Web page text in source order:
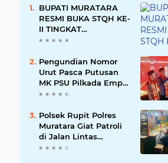
BUPATI MURATARA
RESMI BUKA STQH KE-
II TINGKAT
KABUPATEN
Pengundian Nomor
Urut Pasca Putusan
MK PSU Pilkada Empat
Lawang
Polsek Rupit Polres
Muratara Giat Patroli
di Jalan Lintas
Sumatera